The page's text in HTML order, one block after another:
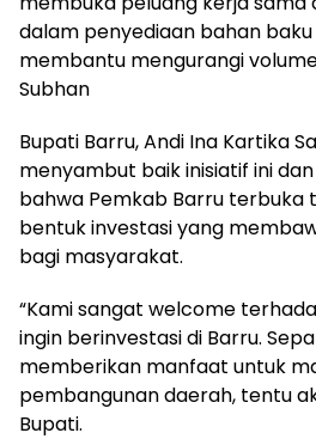
dalam penyediaan bahan baku
membantu mengurangi
Subhan
Bupati Barru, Andi Ina Kartika
menyambut baik inisiatif ini
bahwa Pemkab Barru terbuka
bentuk investasi yang
bagi masyarakat.
“Kami sangat welcome
ingin berinvestasi di Barru.
memberikan manfaat untuk
pembangunan daerah, tentu
Bupati.